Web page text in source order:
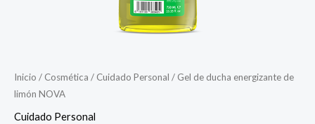
Inicio / Cosmética / Cuidado Personal / Gel de ducha energizante de
limón NOVA
Cuidado Personal